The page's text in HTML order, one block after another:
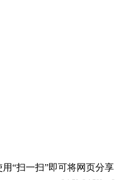
“扫一扫”即可将网页分享